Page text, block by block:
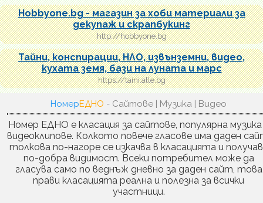
Hobbyone.bg - магазин за хоби материали за
декупаж и скрапбукинг
http://hobbyone.bg
Тайни, конспирации, НЛО, извънземни, видео,
кухата земя, бази на луната и марс
https://taini.alle.bg
НомерЕДНО - Сайтове | Музика | Видео
Номер ЕДНО е класация за сайтове, популярна музика
видеоклипове. Колкото повече гласове има даден
толкова по-нагоре се изкачва в класацията и
по-добра видимост. Всеки потребител може да
гласува само по веднъж дневно за даден сайт, това
прави класацията реална и полезна за всички
участници.